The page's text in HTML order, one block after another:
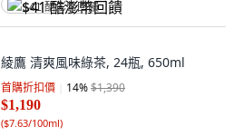
$41 酷澎幣回饋
綾鷹 清爽風味綠茶, 24瓶, 650ml
首購折扣價 14%$1,390
$1,190
($7.63/100ml)